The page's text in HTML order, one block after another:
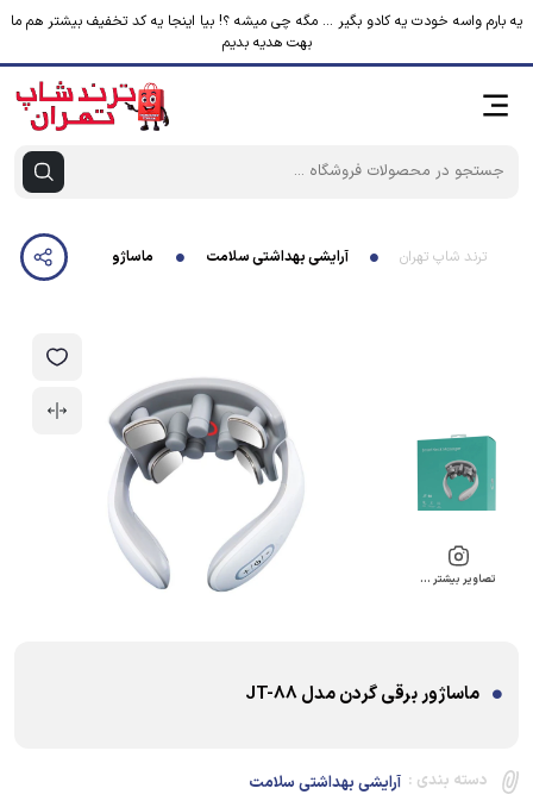
یه بارم واسه خودت یه کادو بگیر ... مگه چی میشه ؟! بیا اینجا یه کد تخفیف بیشتر هم ما
بهت هدیه بدیم
ترند شاپ تهران آرایشی بهداشتی سلامت ماساژور برقی گردن مدل JT-88
تصاویر بیشتر …
ماساژور برقی گردن مدل JT-88
دسته بندی : آرایشی بهداشتی سلامت